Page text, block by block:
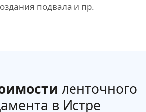
подвала и пр.
ленточного
в Истре